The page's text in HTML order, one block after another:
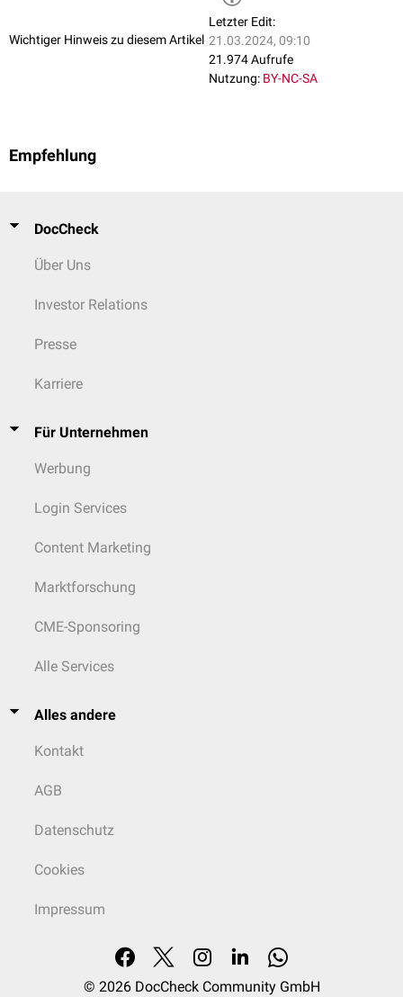
Wichtiger Hinweis zu diesem Artikel
Letzter Edit:
21.03.2024, 09:10
21.974 Aufrufe
Nutzung: BY-NC-SA
Empfehlung
DocCheck
Über Uns
Investor Relations
Presse
Karriere
Für Unternehmen
Werbung
Login Services
Content Marketing
Marktforschung
CME-Sponsoring
Alle Services
Alles andere
Kontakt
AGB
Datenschutz
Cookies
Impressum
© 2026 DocCheck Community GmbH